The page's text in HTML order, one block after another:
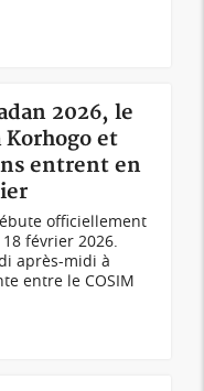
2026, le
et
entrent en
officiellement
février 2026.
après-midi à
entre le COSIM